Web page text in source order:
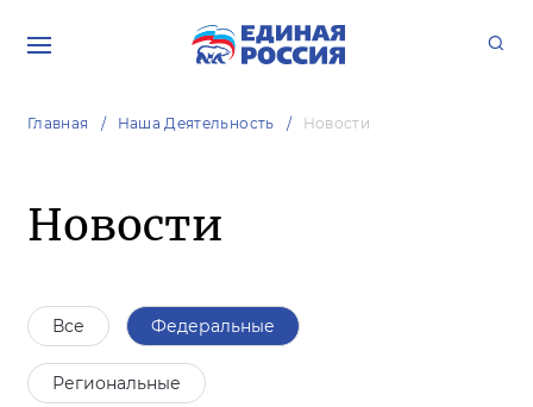
Главная Наша Деятельность Новости
Новости
Все Федеральные
Региональные